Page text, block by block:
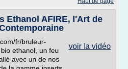
Ethanol AFIRE, l'Art de
voir la vidéo
fr/bruleur-
ethanol, un feu
avec un de nos